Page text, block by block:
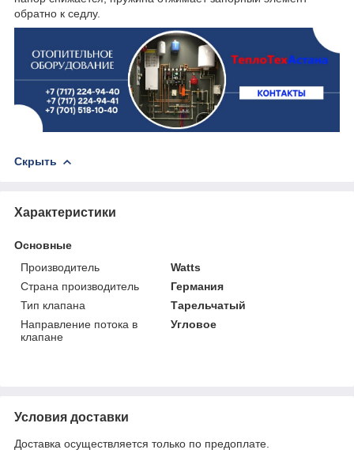
обратно к седлу.
Скрыть
Характеристики
Основные
Производитель
Watts
Страна производитель
Германия
Тип клапана
Тарельчатый
Направление потока в
клапане
Угловое
Условия доставки
Доставка осуществляется только по предоплате.